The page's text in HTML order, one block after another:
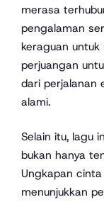
merasa
pengalaman
keraguan
perjuangan
dari perjalanan
alami.
Selain itu, lagu
bukan hanya
Ungkapan
menunjukkan